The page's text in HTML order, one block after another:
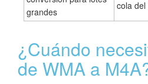
grandes
cola
¿Cuándo
de WMA a